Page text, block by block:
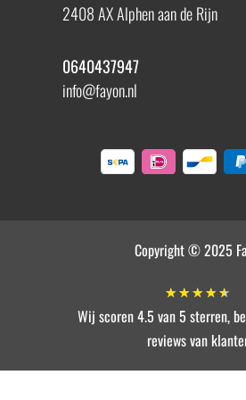
2408 AX Alphen aan de Rijn
0640437947
info@fayon.nl
Copyright © 2025
★ ★ ★ ★ ★
Wij scoren 4.5 van 5 sterren,
reviews van